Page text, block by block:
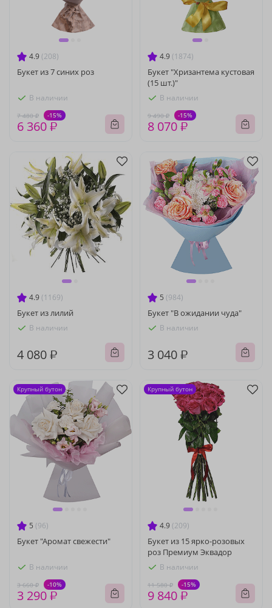
4.9 (208)
Букет из 7 синих роз
В наличии
7 480 ₽ -15%
6 360 ₽
4.9 (1874)
Букет "Хризантема кустовая
(15 шт.)"
В наличии
9 490 ₽ -15%
8 070 ₽
4.9 (1169)
Букет из лилий
В наличии
4 080 ₽
5 (984)
Букет "В ожидании чуда"
В наличии
3 040 ₽
5 (96)
Букет "Аромат свежести"
В наличии
3 660 ₽ -10%
3 290 ₽
Крупный бутон
4.9 (209)
Букет из 15 ярко-розовых
роз Премиум Эквадор
В наличии
11 580 ₽ -15%
9 840 ₽
Крупный бутон